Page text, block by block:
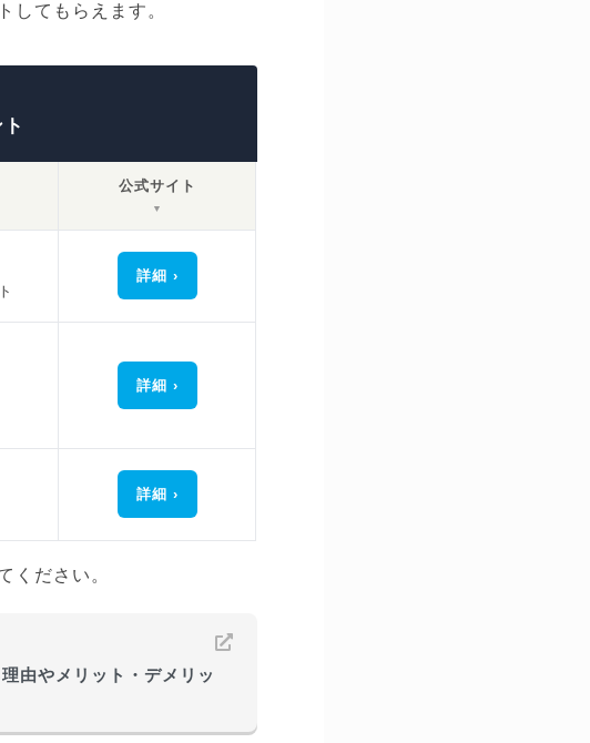
してもらえます。
公式サイト
▼
詳細
詳細
詳細
ください。
由やメリット・デメリッ